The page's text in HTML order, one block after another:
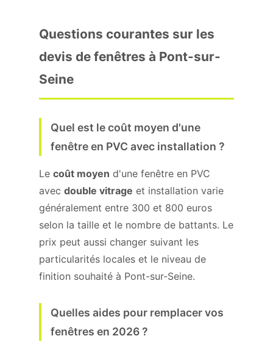
Questions courantes sur les
devis de fenêtres à Pont-sur-
Seine
Quel est le coût moyen d'une
fenêtre en PVC avec installation ?
Le coût moyen d'une fenêtre en PVC
avec double vitrage et installation varie
généralement entre 300 et 800 euros
selon la taille et le nombre de battants. Le
prix peut aussi changer suivant les
particularités locales et le niveau de
finition souhaité à Pont-sur-Seine.
Quelles aides pour remplacer vos
fenêtres en 2026 ?